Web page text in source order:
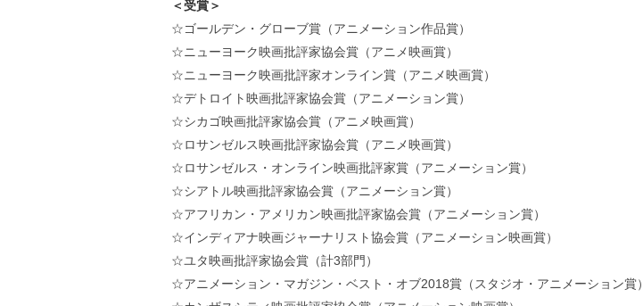
＜受賞＞
☆ゴールデン・グローブ賞（アニメーション作品賞）
☆ニューヨーク映画批評家協会賞（アニメ映画賞）
☆ニューヨーク映画批評家オンライン賞（アニメ映画賞）
☆デトロイト映画批評家協会賞（アニメーション賞）
☆シカゴ映画批評家協会賞（アニメ映画賞）
☆ロサンゼルス映画批評家協会賞（アニメ映画賞）
☆ロサンゼルス・オンライン映画批評家賞（アニメーション賞）
☆シアトル映画批評家協会賞（アニメーション賞）
☆アフリカン・アメリカン映画批評家協会賞（アニメーション賞）
☆インディアナ映画ジャーナリスト協会賞（アニメーション映画賞）
☆ユタ映画批評家協会賞（計3部門）
☆アニメーション・マガジン・ベスト・オブ2018賞（スタジオ・アニメーション賞）